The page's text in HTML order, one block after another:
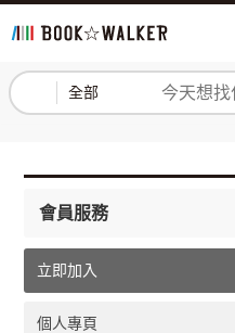
全部 登入 註冊
會員服務
立即加入
個人專頁